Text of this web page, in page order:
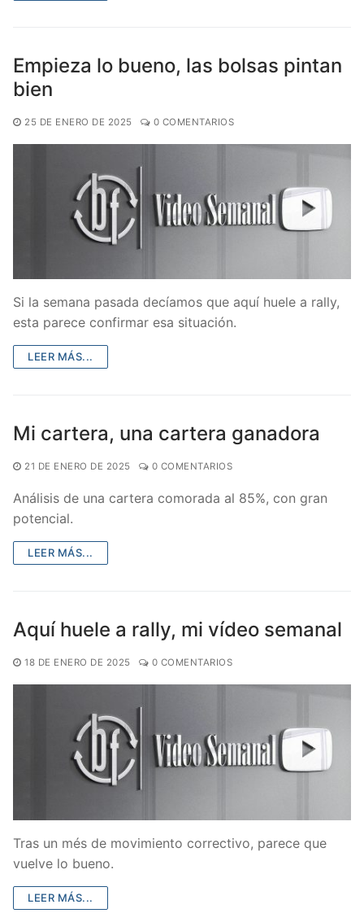
Empieza lo bueno, las bolsas pintan
bien
25 DE ENERO DE 2025 0 COMENTARIOS
Si la semana pasada decíamos que aquí huele a rally,
esta parece confirmar esa situación.
LEER MÁS...
Mi cartera, una cartera ganadora
21 DE ENERO DE 2025 0 COMENTARIOS
Análisis de una cartera comorada al 85%, con gran
potencial.
LEER MÁS...
Aquí huele a rally, mi vídeo semanal
18 DE ENERO DE 2025 0 COMENTARIOS
Tras un més de movimiento correctivo, parece que
vuelve lo bueno.
LEER MÁS...